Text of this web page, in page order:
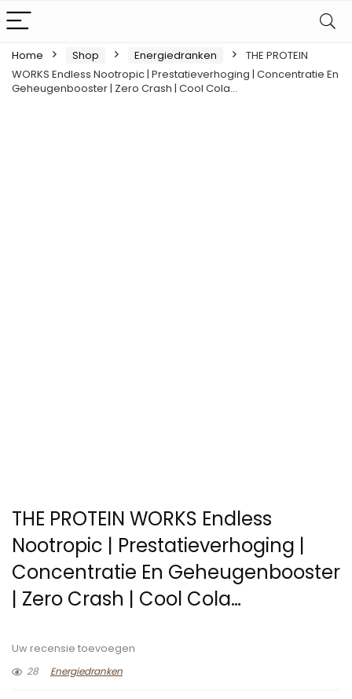
Home Shop Energiedranken
THE PROTEIN
WORKS Endless Nootropic | Prestatieverhoging | Concentratie En
Geheugenbooster | Zero Crash | Cool Cola…
THE PROTEIN WORKS Endless
Nootropic | Prestatieverhoging |
Concentratie En Geheugenbooster
| Zero Crash | Cool Cola…
Uw recensie toevoegen
28
Energiedranken